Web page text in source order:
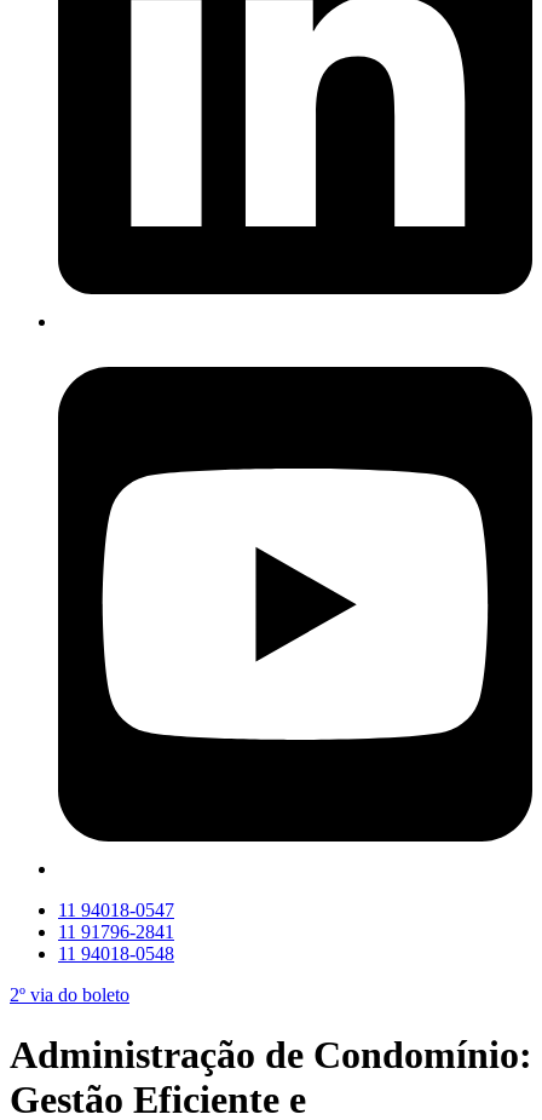
11 94018-0547
11 91796-2841
11 94018-0548
2º via do boleto
Administração de Condomínio:
Gestão Eficiente e